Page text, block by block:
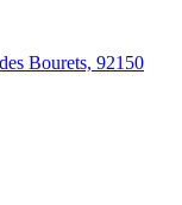
Bourets, 92150